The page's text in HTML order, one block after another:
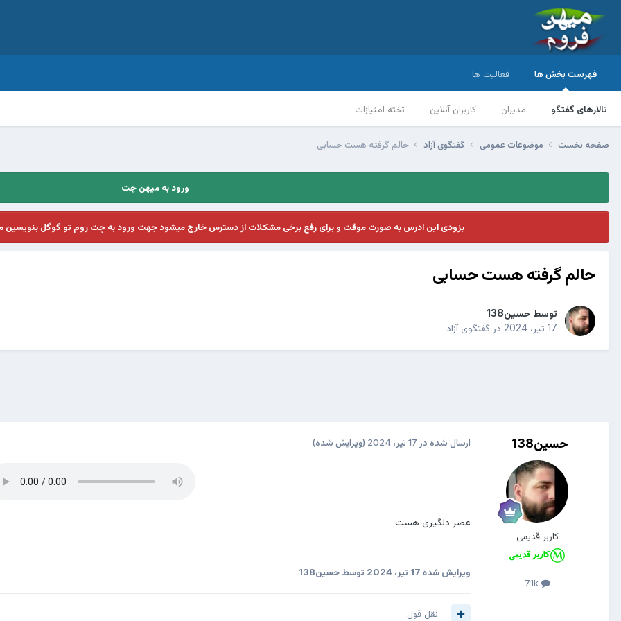
فهرست بخش ها
تالارهای گفتگو مدیران کاربران آنلاین تخته امتیازات
فعالیت ها
صفحه نخست موضوعات عمومی گفتگوی آزاد حالم گرفته هست حسابی
ورود به میهن چت
بزودی این ادرس به صورت موقت و برای رفع برخی مشکلات از دسترس خارج میشود جهت ورود به چت روم تو گوگل بنویسین
حالم گرفته هست حسابی
توسط حسین138
17 تیر، 2024
در گفتگوی آزاد
حسین138
کاربر قدیمی
7.1k
ارسال شده در 17 تیر، 2024 (ویرایش شده)
عصر دلگیری هست
ویرایش شده 17 تیر، 2024 توسط حسین138
نقل قول